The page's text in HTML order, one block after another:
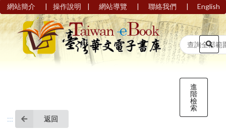
網站簡介 | 操作說明 | 網站導覽 | 聯絡我們 | English
進
階
檢
索
::: 返回